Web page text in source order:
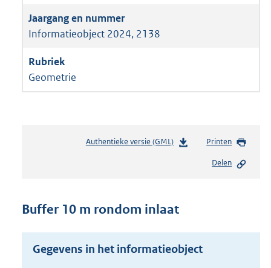
Informatieobject 2024, 2138
Geometrie
Authentieke versie (GML)b
n
s
r
Printen
Delen
Buffer 10 m rondom inlaat
Gegevens in het informatieobject